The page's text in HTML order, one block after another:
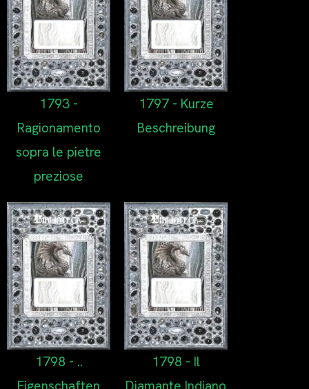
1793 -
Ragionamento
sopra le pietre
preziose
1797 - Kurze
Beschreibung
1798 - ..
1798 - Il